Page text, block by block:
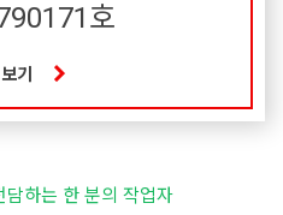
호
기
담하는 한 분의 작업자